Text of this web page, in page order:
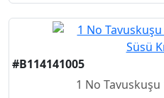
#B114141005
1 No